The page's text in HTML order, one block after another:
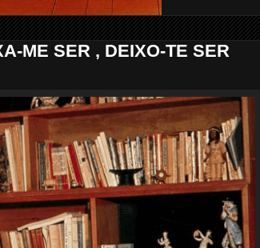
ME SER , DEIXO-TE SER